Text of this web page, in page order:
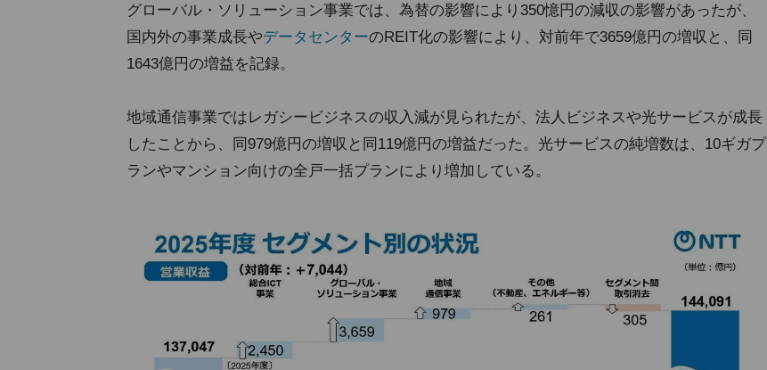
グローバル・ソリューション事業では、為替の影響により350憶円の減収の影響があったが、
国内外の事業成長やデータセンターのREIT化の影響により、対前年で3659億円の増収と、同
1643億円の増益を記録。
地域通信事業ではレガシービジネスの収入減が見られたが、法人ビジネスや光サービスが成長
したことから、同979億円の増収と同119億円の増益だった。光サービスの純増数は、10ギガプ
ランやマンション向けの全戸一括プランにより増加している。